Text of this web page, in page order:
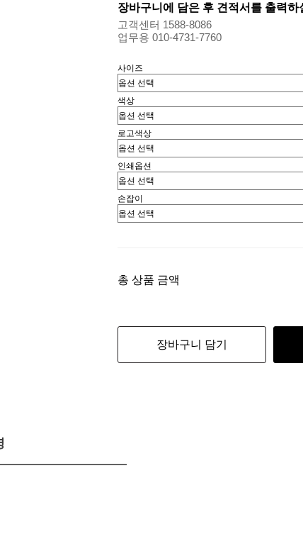
장바구니에 담은 후 견적서를 출력하
고객센터 1588-8086
업무용 010-4731-7760
사이즈
색상
로고색상
인쇄옵션
손잡이
총 상품 금액
장바구니 담기